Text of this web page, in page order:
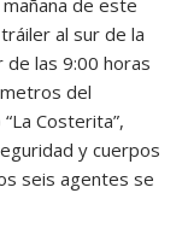
al sur de la
las 9:00 horas
del
Costerita”,
y cuerpos
seis agentes se